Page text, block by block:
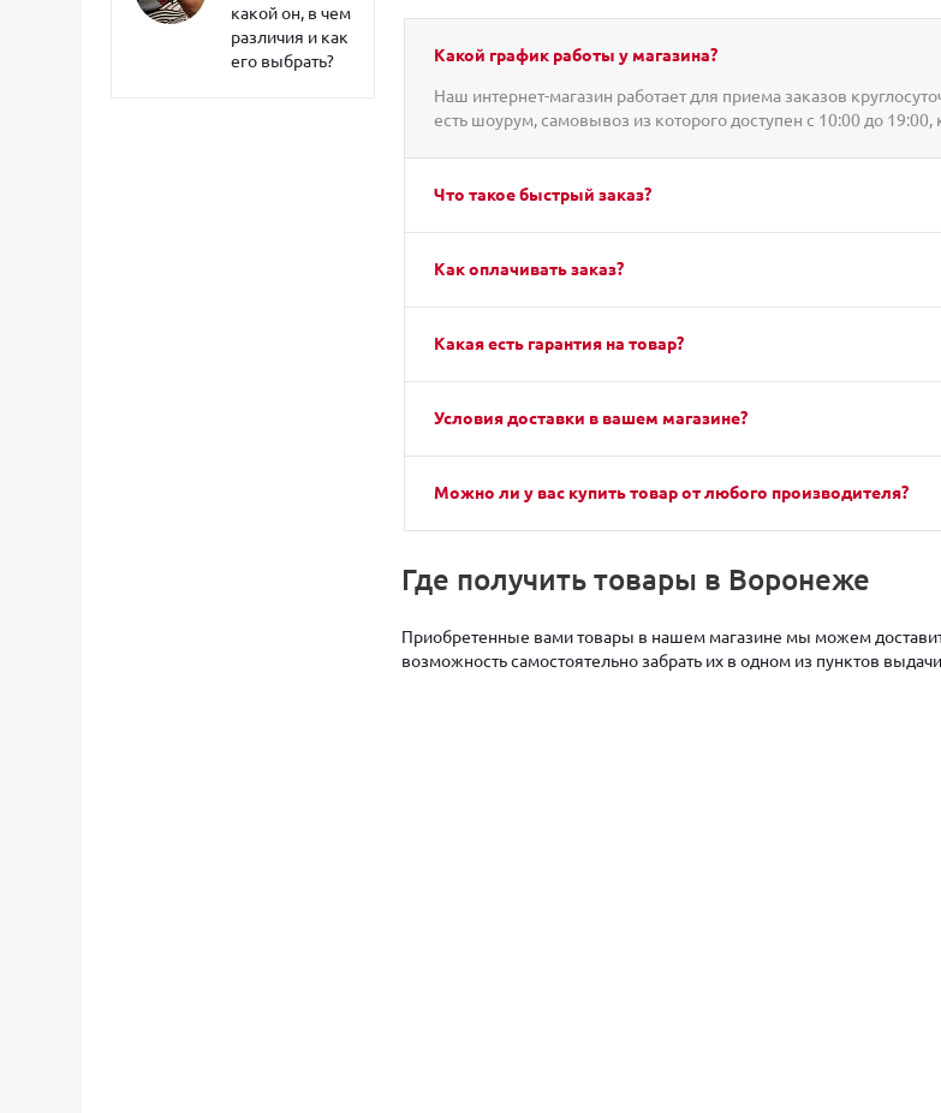
какой он, в чем
различия и как
его выбрать?
Какой график работы у магазина?
Наш интернет-магазин работает для приема заказов
есть шоурум, самовывоз из которого доступен с 10:00 до
Что такое быстрый заказ?
Как оплачивать заказ?
Какая есть гарантия на товар?
Условия доставки в вашем магазине?
Можно ли у вас купить товар от любого производителя?
Где получить товары в Воронеже
Приобретенные вами товары в нашем магазине мы можем
возможность самостоятельно забрать их в одном из пунктов